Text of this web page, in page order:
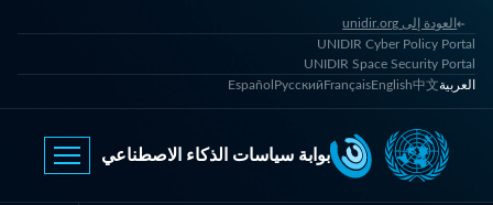
العودة إلى unidir.org
UNIDIR Cyber Policy Portal
UNIDIR Space Security Portal
العربية中文
English
Français
Русский
Español
بوابة سياسات الذكاء الاصطناعي